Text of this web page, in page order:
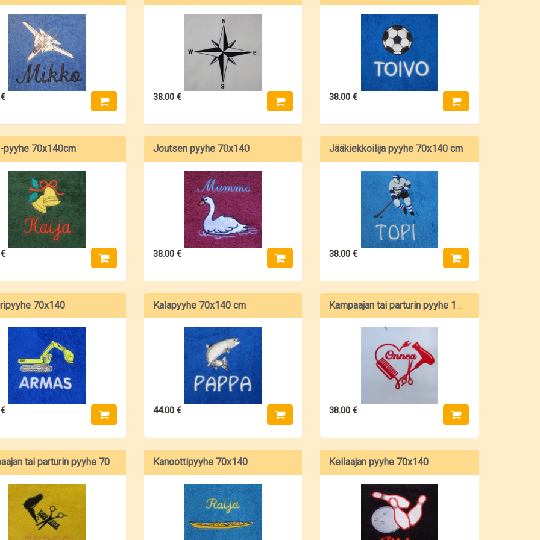
38.00 € 38.00 €
pyyhe 70x140cm Joutsen pyyhe 70x140
38.00 €
Jääkiekkoilija pyyhe 70x140 cm
38.00 €
70x140 Kalapyyhe 70x140 cm
44.00 €
Kampaajan tai parturin pyyhe 1 70x140
38.00 €
Kampaajan tai parturin pyyhe 70x140 Kanoottipyyhe 70x140 Keilaajan pyyhe 70x140